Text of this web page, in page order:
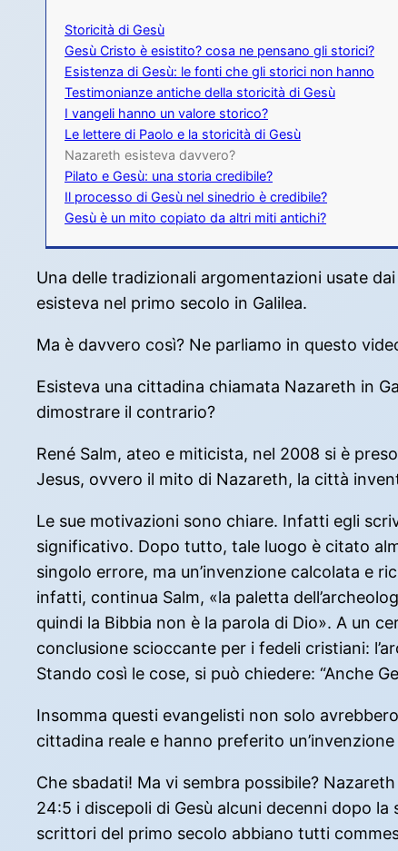
Storicità di Gesù
Gesù Cristo è esistito? cosa ne pensano gli storici?
Esistenza di Gesù: le fonti che gli storici non hanno
Testimonianze antiche della storicità di Gesù
I vangeli hanno un valore storico?
Le lettere di Paolo e la storicità di Gesù
Nazareth esisteva davvero?
Pilato e Gesù: una storia credibile?
Il processo di Gesù nel sinedrio è credibile?
Gesù è un mito copiato da altri miti antichi?
Una delle tradizionali argomentazioni usate
esisteva nel primo secolo in Galilea.
Ma è davvero così? Ne parliamo in questo
Esisteva una cittadina chiamata Nazareth in
dimostrare il contrario?
René Salm, ateo e miticista, nel 2008 si è
Jesus, ovvero il mito di Nazareth, la città
Le sue motivazioni sono chiare. Infatti egli
significativo. Dopo tutto, tale luogo è citato
singolo errore, ma un’invenzione calcolata e
infatti, continua Salm, «la paletta
quindi la Bibbia non è la parola di Dio». A un
conclusione scioccante per i fedeli cristiani:
Stando così le cose, si può chiedere: “Anche
Insomma questi evangelisti non solo
cittadina reale e hanno preferito
Che sbadati! Ma vi sembra possibile?
24:5 i discepoli di Gesù alcuni decenni dopo
scrittori del primo secolo abbiano tutti